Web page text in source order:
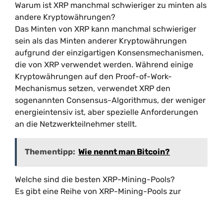
Warum ist XRP manchmal schwieriger zu minten als
andere Kryptowährungen?
Das Minten von XRP kann manchmal schwieriger
sein als das Minten anderer Kryptowährungen
aufgrund der einzigartigen Konsensmechanismen,
die von XRP verwendet werden. Während einige
Kryptowährungen auf den Proof-of-Work-
Mechanismus setzen, verwendet XRP den
sogenannten Consensus-Algorithmus, der weniger
energieintensiv ist, aber spezielle Anforderungen
an die Netzwerkteilnehmer stellt.
Thementipp: Wie nennt man Bitcoin?
Welche sind die besten XRP-Mining-Pools?
Es gibt eine Reihe von XRP-Mining-Pools zur